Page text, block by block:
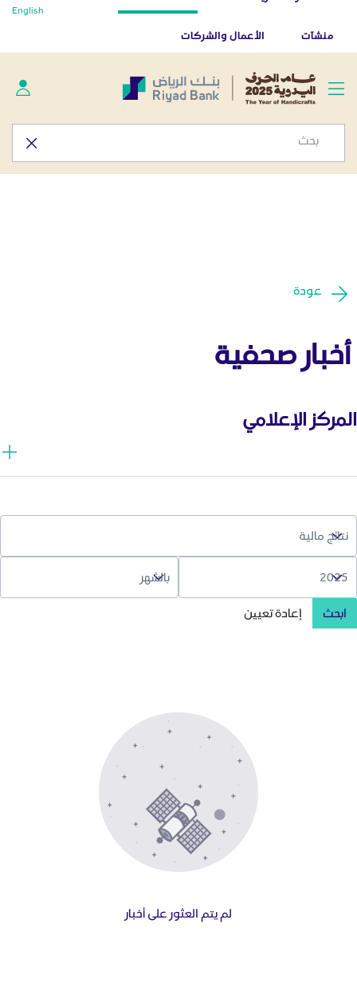
أخبار صحفية - المركز الإعلامي
تطبيق بنك الرياض
منشآت الأعمال والشركات
English
عودة
أخبار صحفية
المركز الإعلامي
ابحث إعادة تعيين
لم يتم العثور على أخبار